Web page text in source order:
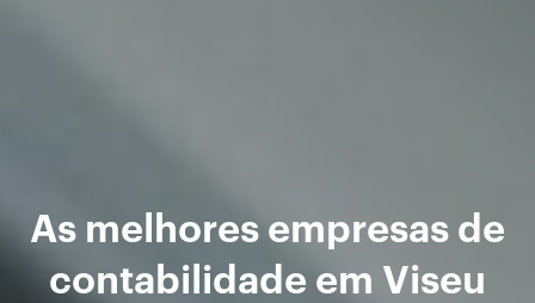
As melhores empresas de
contabilidade em Viseu